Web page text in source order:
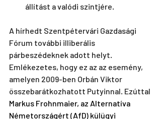
állítást a valódi szintjére.
A hírhedt Szentpétervári Gazdasági
Fórum további illiberális
párbeszédeknek adott helyt.
Emlékezetes, hogy ez az az esemény,
amelyen 2009-ben Orbán Viktor
összebarátkozhatott Putyinnal. Ezúttal
Markus Frohnmaier, az Alternatíva
Németországért (AfD) külügyi